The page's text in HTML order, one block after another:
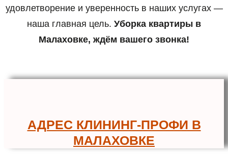
удовлетворение и уверенность в наших услугах —
наша главная цель. Уборка квартиры в
Малаховке, ждём вашего звонка!
АДРЕС КЛИНИНГ-ПРОФИ В
МАЛАХОВКЕ